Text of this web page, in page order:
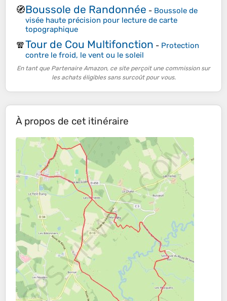
🧭Boussole de Randonnée - Boussole de
visée haute précision pour lecture de carte
topographique
🧣Tour de Cou Multifonction - Protection
contre le froid, le vent ou le soleil
En tant que Partenaire Amazon, ce site perçoit une commission sur
les achats éligibles sans surcoût pour vous.
À propos de cet itinéraire